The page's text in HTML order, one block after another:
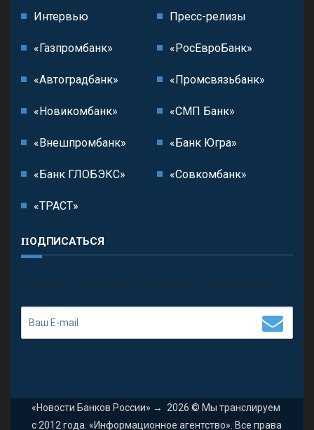
Интервью Пресс-релизы
«Газпромбанк» «РосЕвроБанк»
«Автоградбанк» «Промсвязьбанк»
«Новикомбанк» «СМП Банк»
«Внешпромбанк» «Банк Югра»
«Банк ГЛОБЭКС» «Совкомбанк»
«ТРАСТ»
ПОДПИСАТЬСЯ
П олучить последние обновления и предложения.
«Новости Банков России» → 2026 © Мы транслируем
с 2012 года. «Информационное агентство». Все права